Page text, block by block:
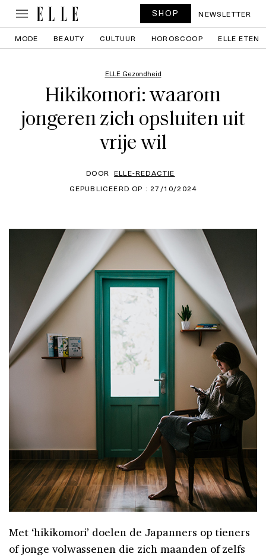
SHOP NEWSLETTER
MODE BEAUTY CULTUUR HOROSCOOP ELLE ETEN
ELLE Gezondheid
Hikikomori: waarom
jongeren zich opsluiten uit
vrije wil
DOOR ELLE-REDACTIE
GEPUBLICEERD OP : 27/10/2024
Met ‘hikikomori’ doelen de Japanners op tieners
of jonge volwassenen die zich maanden of zelfs